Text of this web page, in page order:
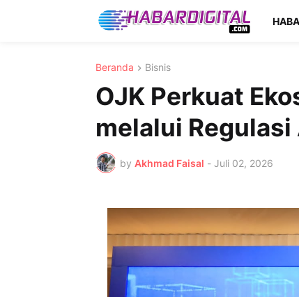
Beranda Bisnis
OJK Perkuat
melalui
by Akhmad Faisal - Juli 02, 2026